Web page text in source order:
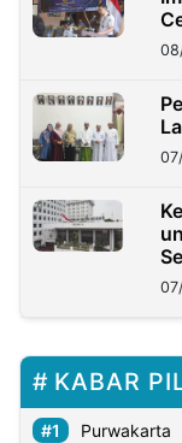
KABAR
Purwakarta